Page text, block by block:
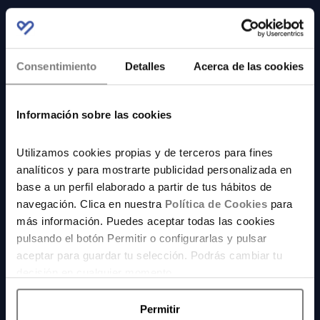
Consentimiento Detalles Acerca de las cookies
Información sobre las cookies
Utilizamos cookies propias y de terceros para fines
analíticos y para mostrarte publicidad personalizada en
base a un perfil elaborado a partir de tus hábitos de
navegación. Clica en nuestra Política de Cookies para
más información. Puedes aceptar todas las cookies
pulsando el botón Permitir o configurarlas y pulsar
aceptar para guardar tu selección. Podrás cambiar tu
Permitir
TE BUSCAMOS LA
MEJOR AYUDA
Este servicio consiste en ponerte en
una sesión gratuita. Expertas/os que
escucharán qué necesitas y te harán
una propuesta para acompañarte,
donde analizarán tu perfil y te
presentarán alternativas para que tu
dinero no pierda valor. Tú decides
cómo continuar.